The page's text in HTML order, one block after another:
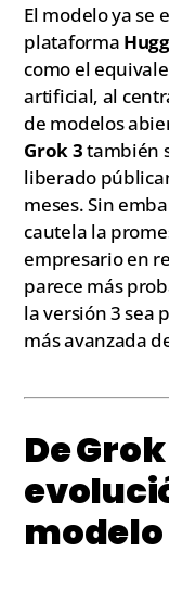
El modelo ya se
plataforma
como el
artificial, al
de modelos
Grok 3también
liberado
meses. Sin
cautela la
empresario en
parece más
la versión 3 sea
más avanzada
De